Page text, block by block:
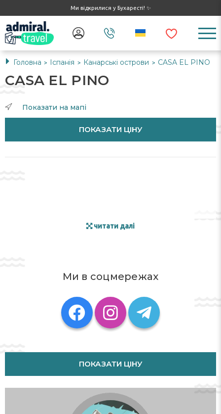
Ми відкрилися у Бухаресті! ✨
Головна > Іспанія > Канарські острови > CASA EL PINO
CASA EL PINO
Показати на мапі
ПОКАЗАТИ ЦІНУ
читати далі
Ми в соцмережах
ПОКАЗАТИ ЦІНУ